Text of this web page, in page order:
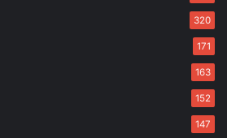
320
171
163
152
147